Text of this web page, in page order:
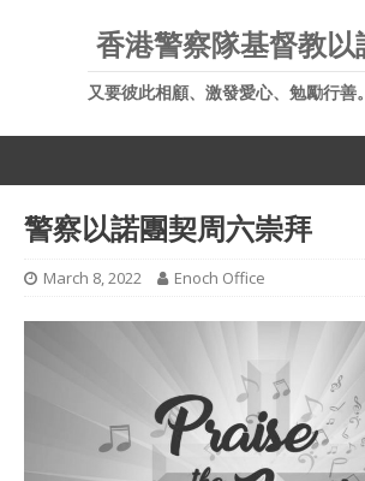
香港警察隊基督教以
又要彼此相顧、激發愛心、勉勵行善
警察以諾團契周六崇拜
March 8, 2022 Enoch Office